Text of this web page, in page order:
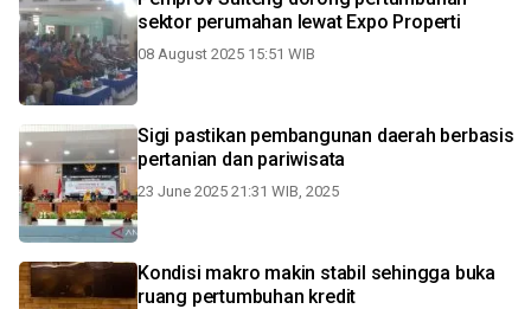
sektor perumahan lewat Expo Properti
08 August 2025 15:51 WIB
Sigi pastikan pembangunan daerah berbasis
pertanian dan pariwisata
23 June 2025 21:31 WIB, 2025
Kondisi makro makin stabil sehingga buka
ruang pertumbuhan kredit